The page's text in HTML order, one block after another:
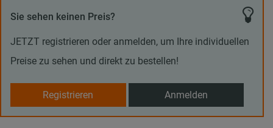
Sie sehen keinen Preis?
JETZT registrieren oder anmelden, um Ihre individuellen
Preise zu sehen und direkt zu bestellen!
Registrieren Anmelden